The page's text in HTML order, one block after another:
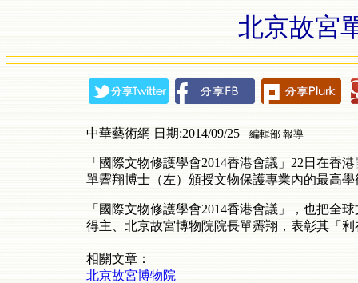
北京故宮
中華藝術網 日期:2014/09/25 編輯部 報導
「國際文物修護學會2014香港會議」22日在香
單霽翔博士（左）頒授文物保護專業內的最高
「國際文物修護學會2014香港會議」，也把全
得主、北京故宮博物院院長單霽翔，表彰其「
相關文章：
北京故宮博物院